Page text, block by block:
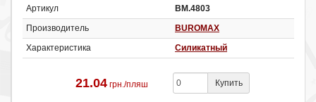
Артикул
ВМ.4803
Производитель
BUROMAX
Характеристика
Силикатный
21.04 грн./пляш Купить